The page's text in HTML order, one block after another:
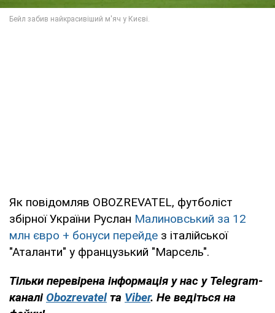
Як повідомляв OBOZREVATEL, футболіст
збірної України Руслан Малиновський за 12
млн євро + бонуси перейде з італійської
"Аталанти" у французький "Марсель".
Тільки перевірена інформація у нас у Telegram-
каналі Obozrevatel та Viber. Не ведіться на